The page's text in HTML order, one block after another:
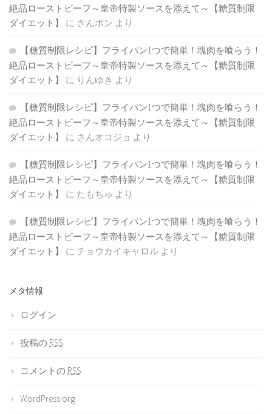
絶品ローストビーフ～皇帝特製ソースを添えて～【糖質制限
ダイエット】
に さんポン より
【糖質制限レシピ】フライパン1つで簡単！塊肉を喰らう！
絶品ローストビーフ～皇帝特製ソースを添えて～【糖質制限
ダイエット】
に りんゆき より
【糖質制限レシピ】フライパン1つで簡単！塊肉を喰らう！
絶品ローストビーフ～皇帝特製ソースを添えて～【糖質制限
ダイエット】
に さんオコジョ より
【糖質制限レシピ】フライパン1つで簡単！塊肉を喰らう！
絶品ローストビーフ～皇帝特製ソースを添えて～【糖質制限
ダイエット】
に たもちゅ より
【糖質制限レシピ】フライパン1つで簡単！塊肉を喰らう！
絶品ローストビーフ～皇帝特製ソースを添えて～【糖質制限
ダイエット】
に チョウカイキャロル より
メタ情報
ログイン
投稿の RSS
コメントの RSS
WordPress.org